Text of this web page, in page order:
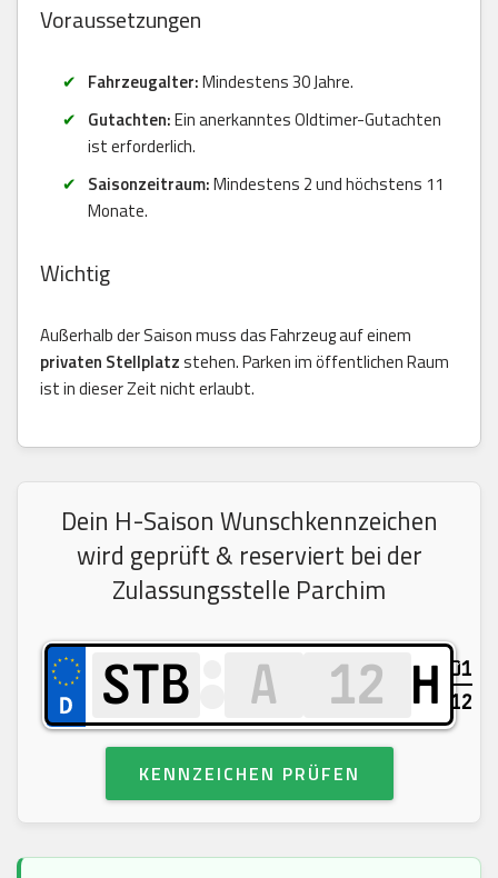
Voraussetzungen
Fahrzeugalter:Mindestens 30 Jahre.
Gutachten:Ein anerkanntes Oldtimer-Gutachten
ist erforderlich.
Saisonzeitraum:Mindestens 2 und höchstens 11
Monate.
Wichtig
Außerhalb der Saison muss das Fahrzeug auf einem
privaten Stellplatzstehen. Parken im öffentlichen Raum
ist in dieser Zeit nicht erlaubt.
Dein H-Saison Wunschkennzeichen
wird geprüft & reserviert bei der
Zulassungsstelle Parchim
H
01
12
KENNZEICHEN PRÜFEN